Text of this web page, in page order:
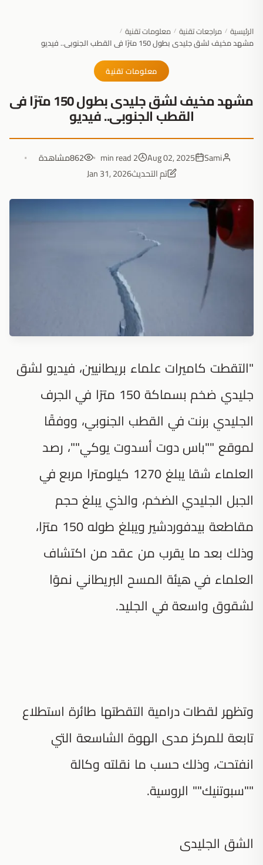
الرئيسية / مراجعات تقنية / معلومات تقنية /
مشهد مخيف لشق جليدى بطول 150 مترًا فى القطب الجنوبى.. فيديو
معلومات تقنية
مشهد مخيف لشق جليدى بطول 150 مترًا فى
القطب الجنوبى.. فيديو
Sami
Aug 02, 2025
2 min read
862مشاهدة
تم التحديثJan 31, 2026
"التقطت كاميرات علماء بريطانيين، فيديو لشق
جليدي ضخم بسماكة 150 مترًا في الجرف
الجليدي برنت في القطب الجنوبي، ووفقًا
لموقع ""باس دوت أسدوت يوكي""، رصد
العلماء شقا يبلغ 1270 كيلومترا مربع في
الجبل الجليدي الضخم، والذي يبلغ حجم
مقاطعة بيدفوردشير ويبلغ طوله 150 مترًا،
وذلك بعد ما يقرب من عقد من اكتشاف
العلماء في هيئة المسح البريطاني نموًا
لشقوق واسعة في الجليد.
وتظهر لقطات درامية التقطتها طائرة استطلاع
تابعة للمركز مدى الهوة الشاسعة التي
انفتحت، وذلك حسب ما نقلته وكالة
""سبوتنيك"" الروسية.
الشق الجليدى